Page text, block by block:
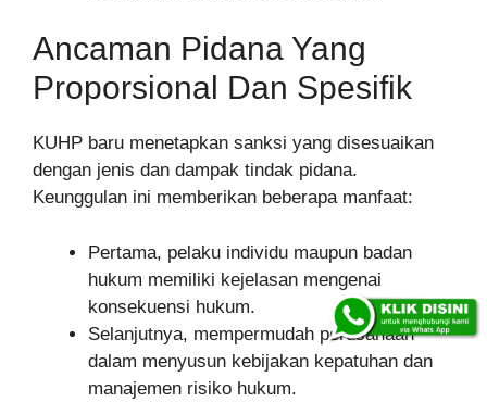
Ancaman Pidana Yang
Proporsional Dan Spesifik
KUHP baru menetapkan sanksi yang disesuaikan
dengan jenis dan dampak tindak pidana.
Keunggulan ini memberikan beberapa manfaat:
Pertama, pelaku individu maupun badan
hukum memiliki kejelasan mengenai
konsekuensi hukum.
Selanjutnya, mempermudah perusahaan
dalam menyusun kebijakan kepatuhan dan
manajemen risiko hukum.